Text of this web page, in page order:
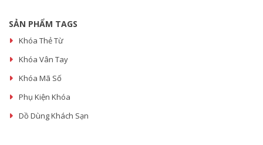
SẢN PHẨM TAGS
Khóa Thẻ Từ
Khóa Vân Tay
Khóa Mã Số
Phụ Kiện Khóa
Dồ Dùng Khách Sạn